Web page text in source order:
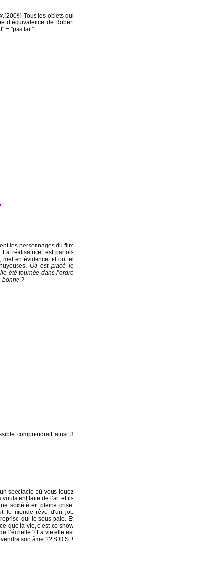
.(2009) Tous les objets qui
d’équivalence de Robert
= "pas fait".
.
les personnages du film
réalisatrice, est parfois
en évidence tel ou tel
Où est placé le
été tournée dans l’ordre
bonne ?
comprendrait ainsi 3
spectacle où vous jouez
voulaient faire de l’art et ils
société en pleine crise.
le monde rêve d’un job
qui le sous-paie. Et
que la vie, c’est ce show
l’échelle ? La vie elle est
son âme ?? S.O.S. !